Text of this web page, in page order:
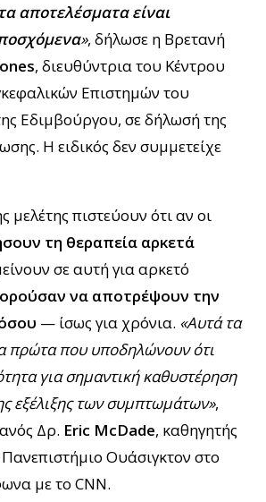
τα αποτελέσματα είναι
», δήλωσε η Βρετανή
, διευθύντρια του Κέντρου
Επιστημών του
Εδιμβούργου, σε δήλωσή της
Η ειδικός δεν συμμετείχε
μελέτης πιστεύουν ότι αν οι
τη θεραπεία αρκετά
σε αυτή για αρκετό
να αποτρέψουν την
— ίσως για χρόνια. «Αυτά τα
πρώτα που υποδηλώνουν ότι
για σημαντική καθυστέρηση
εξέλιξης των συμπτωμάτων»,
Δρ. Eric McDade, καθηγητής
Ουάσιγκτον στο
με το CNN.